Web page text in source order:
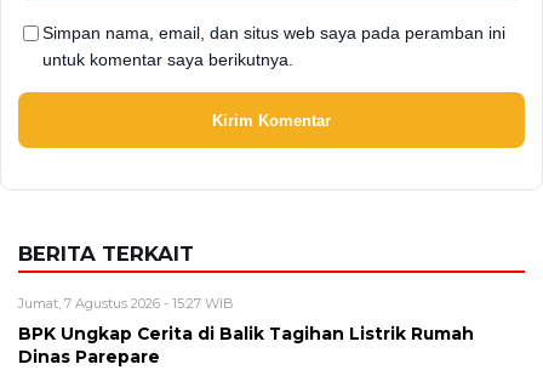
Simpan nama, email, dan situs web saya pada peramban ini
untuk komentar saya berikutnya.
BERITA TERKAIT
Jumat, 7 Agustus 2026 - 15:27 WIB
BPK Ungkap Cerita di Balik Tagihan Listrik Rumah
Dinas Parepare